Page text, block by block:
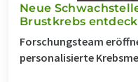
Neue
Brustkrebs
Forschungsteam
personalisierte